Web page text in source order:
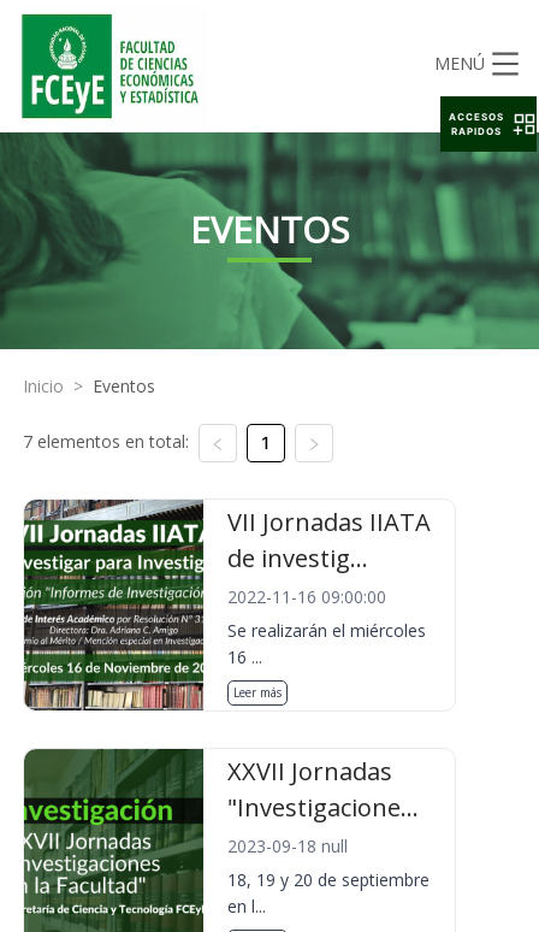
MENÚ
EVENTOS
Inicio > Eventos
7 elementos en total: 1
VII Jornadas IIATA
de investig...
2022-11-16 09:00:00
Se realizarán el miércoles
16 ...
Leer más
XXVII Jornadas
"Investigacione...
2023-09-18 null
18, 19 y 20 de septiembre
en l...
ACCESOS
RAPIDOS